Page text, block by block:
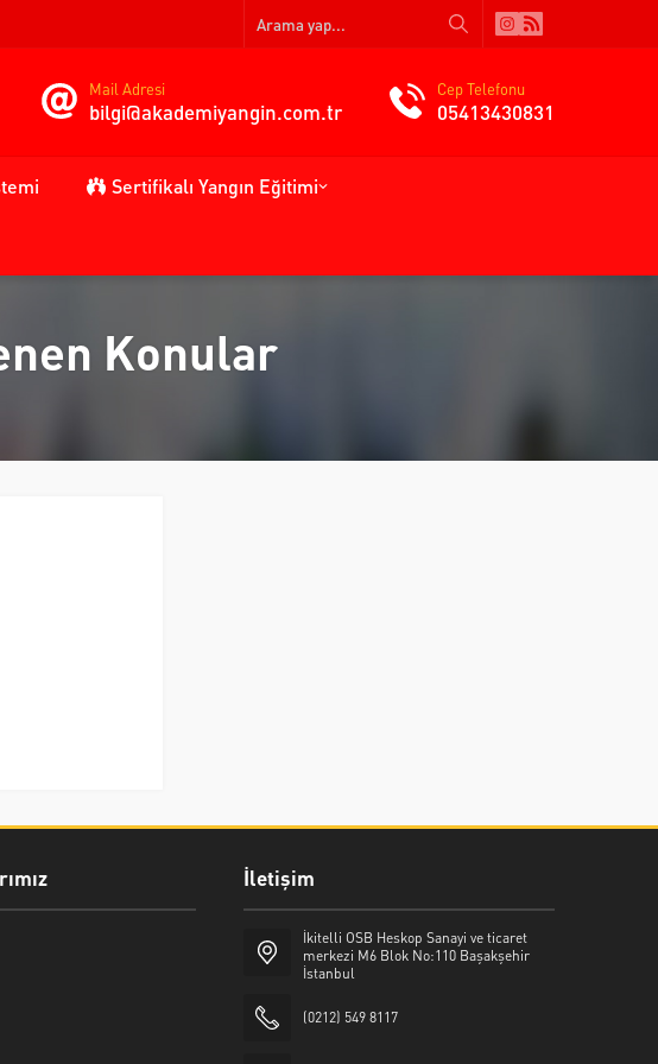
Mail Adresi
bilgi@akademiyangin.com.tr
Cep Telefonu
05413430831
Sertifikalı Yangın Eğitimi
Konular
İletişim
İkitelli OSB Heskop Sanayi ve ticaret
merkezi M6 Blok No:110 Başakşehir
İstanbul
(0212) 549 8117